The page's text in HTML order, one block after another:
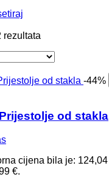
rezultata
-44%
od stakla
cijena bila je: 124,04
€.